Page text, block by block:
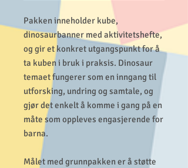
Pakken inneholder kube,
dinosaurbanner med aktivitetshefte,
og gir et konkret utgangspunkt for å
ta kuben i bruk i praksis. Dinosaur
temaet fungerer som en inngang til
utforsking, undring og samtale, og
gjør det enkelt å komme i gang på en
måte som oppleves engasjerende for
barna.
Målet med grunnpakken er å støtte